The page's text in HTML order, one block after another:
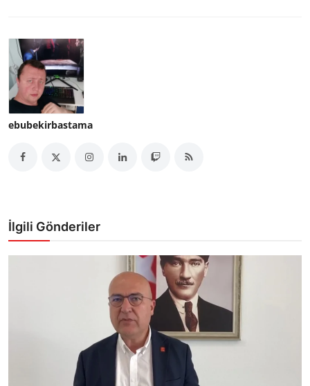
ebubekirbastama
İlgili Gönderiler